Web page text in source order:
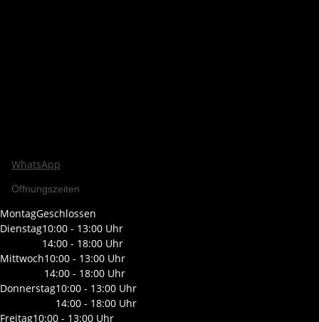
WhatsApp
Öffnungszeiten
MontagGeschlossen
Dienstag10:00 - 13:00 Uhr
14:00 - 18:00 Uhr
Mittwoch10:00 - 13:00 Uhr
14:00 - 18:00 Uhr
Donnerstag10:00 - 13:00 Uhr
14:00 - 18:00 Uhr
Freitag10:00 - 13:00 Uhr